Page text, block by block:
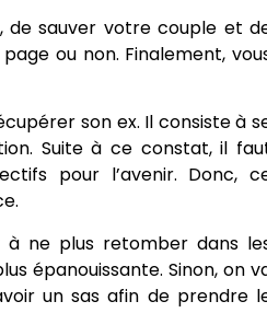
de sauver votre couple et
ou non. Finalement,
son ex. Il consiste à
Suite à ce constat, il
pour l’avenir. Donc,
à ne plus retomber dans
épanouissante. Sinon, on
un sas afin de prendre